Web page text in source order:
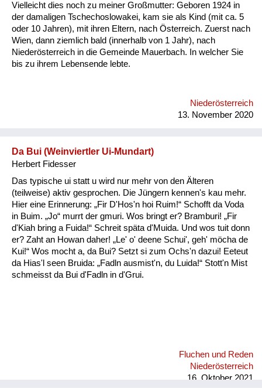
Vielleicht dies noch zu meiner Großmutter: Geboren 1924 in
der damaligen Tschechoslowakei, kam sie als Kind (mit ca. 5
oder 10 Jahren), mit ihren Eltern, nach Österreich. Zuerst nach
Wien, dann ziemlich bald (innerhalb von 1 Jahr), nach
Niederösterreich in die Gemeinde Mauerbach. In welcher Sie
bis zu ihrem Lebensende lebte.
Niederösterreich
13. November 2020
Da Bui (Weinviertler Ui-Mundart)
Herbert Fidesser
Das typische ui statt u wird nur mehr von den Älteren
(teilweise) aktiv gesprochen. Die Jüngern kennen's kau mehr.
Hier eine Erinnerung: „Fir D'Hos'n hoi Ruim!“ Schofft da Voda
in Buim. „Jo“ murrt der gmuri. Wos bringt er? Bramburi! „Fir
d'Kiah bring a Fuida!“ Schreit späta d'Muida. Und wos tuit donn
er? Zaht an Howan daher! „Le' o' deene Schui', geh' möcha de
Kui!“ Wos mocht a, da Bui? Setzt si zum Ochs'n dazui! Eeteut
da Hias'l seen Bruida: „Fadln ausmist'n, du Luida!“ Stott'n Mist
schmeisst da Bui d'Fadln in d'Grui.
Fluchen und Reden
Niederösterreich
16. Oktober 2021